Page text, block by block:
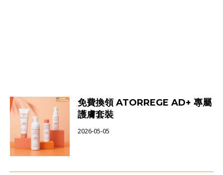
免費換領 ATORREGE AD+ 專屬
護膚套裝
2026-05-05